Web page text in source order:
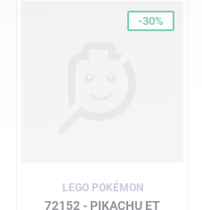
-30%
LEGO POKÉMON
72152 - PIKACHU ET